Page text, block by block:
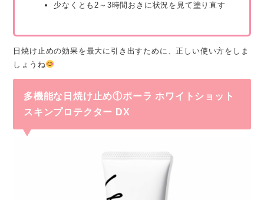
少なくとも2～3時間おきに状況を見て塗り直す
日焼け止めの効果を最大に引き出すために、正しい使い方をしま
しょうね
多機能な日焼け止め①ポーラ ホワイトショット
スキンプロテクター DX